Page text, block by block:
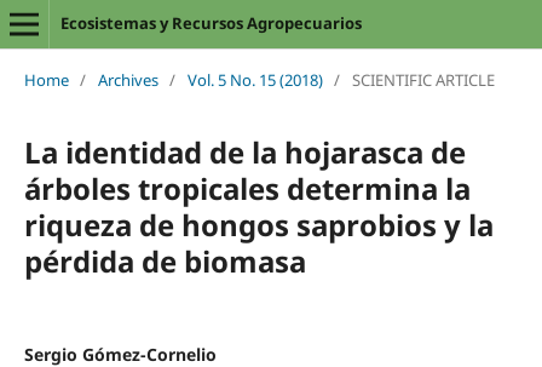
Ecosistemas y Recursos Agropecuarios
Home / Archives / Vol. 5 No. 15 (2018) / SCIENTIFIC ARTICLE
La identidad de la hojarasca de
árboles tropicales determina la
riqueza de hongos saprobios y la
pérdida de biomasa
Sergio Gómez-Cornelio